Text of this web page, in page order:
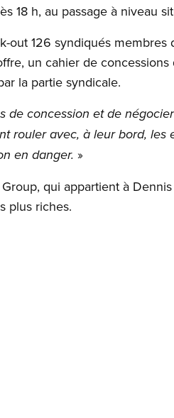
18 h, au passage à niveau
out 126 syndiqués
un cahier de
la partie syndicale.
de concession et de
rouler avec, à leur bord, les
en danger. »
qui appartient à
plus riches.